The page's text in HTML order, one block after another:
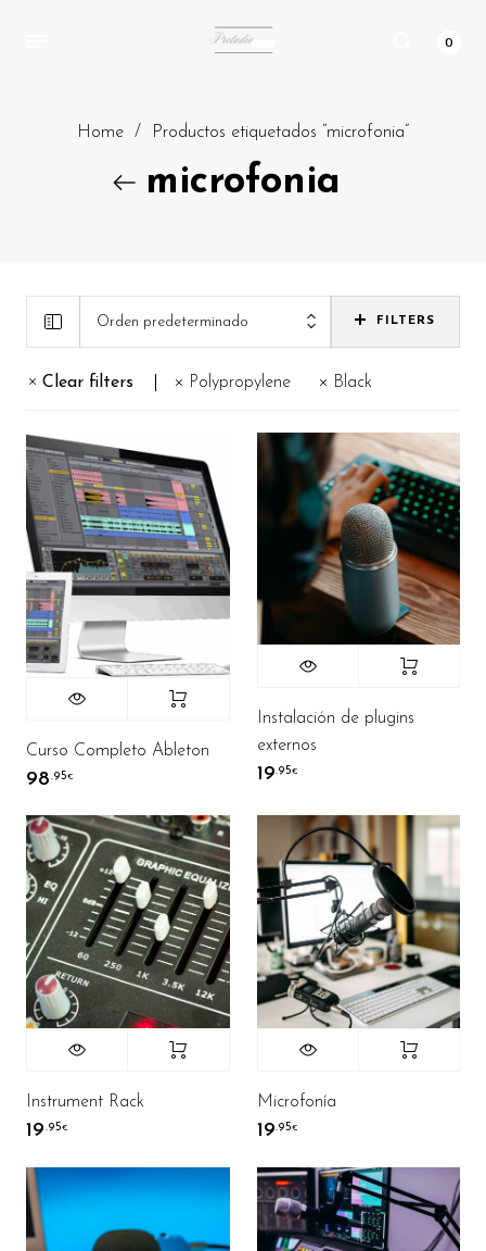
0
Home / Productos etiquetados “microfonia”
microfonia
Orden predeterminado FILTERS
Clear filters Polypropylene Black
Curso Completo Ableton
98.95€
Instalación de plugins
externos
19.95€
Instrument Rack
19.95€
Microfonía
19.95€